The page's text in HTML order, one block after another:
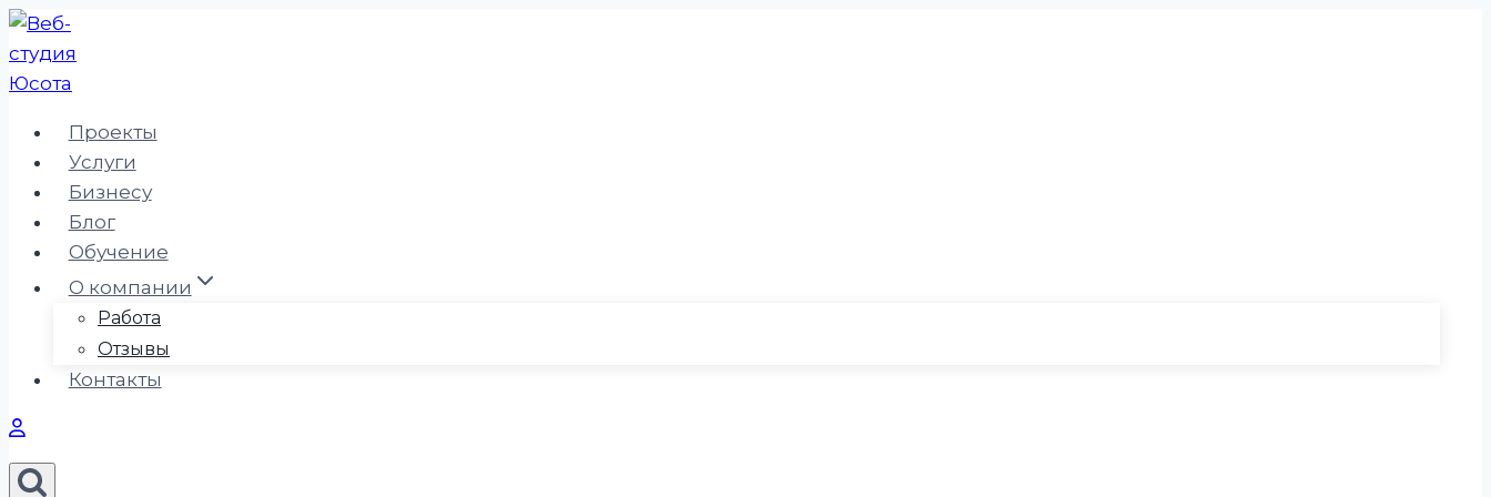
Перейти
к
содержимому
Проекты
Услуги
Бизнесу
Блог
Обучение
О компании
Работа
Отзывы
Контакты